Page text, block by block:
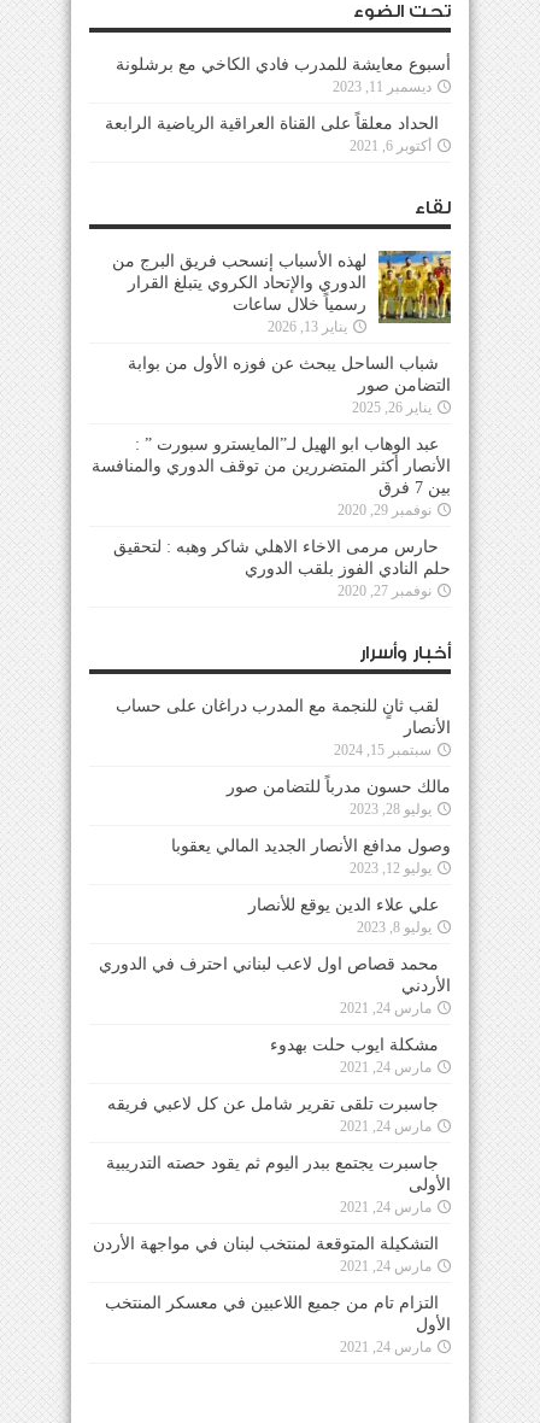
تحت الضوء
أسبوع معايشة للمدرب فادي الكاخي مع برشلونة
ديسمبر 11, 2023
الحداد معلقاً على القناة العراقية الرياضية الرابعة
أكتوبر 6, 2021
لقاء
لهذه الأسباب إنسحب فريق البرج من
الدوري والإتحاد الكروي يتبلغ القرار
رسمياً خلال ساعات
يناير 13, 2026
شباب الساحل يبحث عن فوزه الأول من بوابة
التضامن صور
يناير 26, 2025
عبد الوهاب ابو الهيل لـ”المايسترو سبورت ” :
الأنصار أكثر المتضررين من توقف الدوري والمنافسة
بين 7 فرق
نوفمبر 29, 2020
حارس مرمى الاخاء الاهلي شاكر وهبه : لتحقيق
حلم النادي الفوز بلقب الدوري
نوفمبر 27, 2020
أخبار وأسرار
لقب ثانٍ للنجمة مع المدرب دراغان على حساب
الأنصار
سبتمبر 15, 2024
مالك حسون مدرباً للتضامن صور
يوليو 28, 2023
وصول مدافع الأنصار الجديد المالي يعقوبا
يوليو 12, 2023
علي علاء الدين يوقع للأنصار
يوليو 8, 2023
محمد قصاص اول لاعب لبناني احترف في الدوري
الأردني
مارس 24, 2021
مشكلة ايوب حلت بهدوء
مارس 24, 2021
جاسبرت تلقى تقرير شامل عن كل لاعبي فريقه
مارس 24, 2021
جاسبرت يجتمع ببدر اليوم ثم يقود حصته التدريبية
الأولى
مارس 24, 2021
التشكيلة المتوقعة لمنتخب لبنان في مواجهة الأردن
مارس 24, 2021
التزام تام من جميع اللاعبين في معسكر المنتخب
الأول
مارس 24, 2021